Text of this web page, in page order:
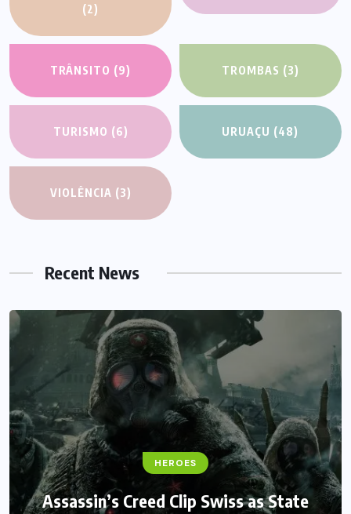
(2)
TRÂNSITO (9) TROMBAS (3)
TURISMO (6) URUAÇU (48)
VIOLÊNCIA (3)
Recent News
HEROES
Assassin’s Creed Clip Swiss as State